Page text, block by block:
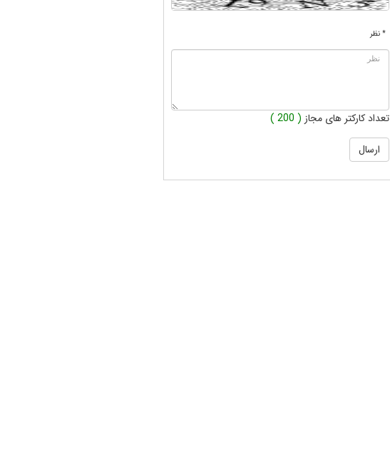
* نظر
تعداد کارکتر های مجاز ( 200 )